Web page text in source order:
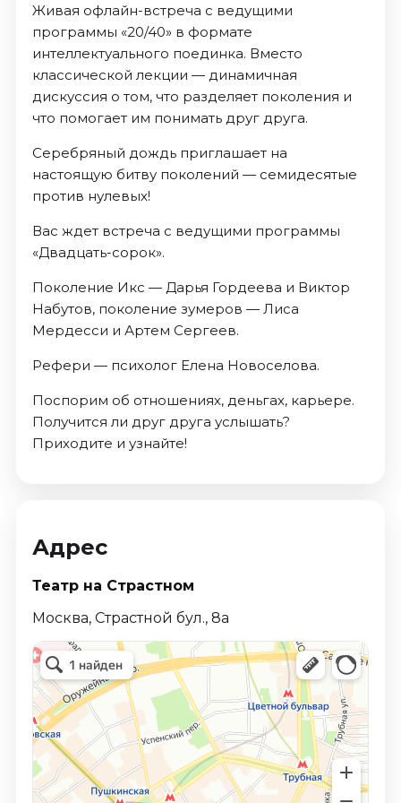
Живая офлайн-встреча с ведущими
программы «20/40» в формате
интеллектуального поединка. Вместо
классической лекции — динамичная
дискуссия о том, что разделяет поколения и
что помогает им понимать друг друга.
Серебряный дождь приглашает на
настоящую битву поколений — семидесятые
против нулевых!
Вас ждет встреча с ведущими программы
«Двадцать-сорок».
Поколение Икс — Дарья Гордеева и Виктор
Набутов, поколение зумеров — Лиса
Мердесси и Артем Сергеев.
Рефери — психолог Елена Новоселова.
Поспорим об отношениях, деньгах, карьере.
Получится ли друг друга услышать?
Приходите и узнайте!
Адрес
Театр на Страстном
Москва, Страстной бул., 8а